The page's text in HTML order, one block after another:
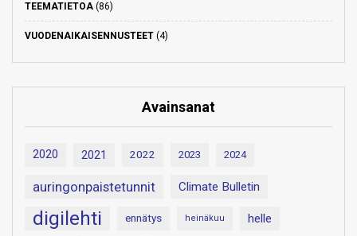
TEEMATIETOA (86)
VUODENAIKAISENNUSTEET (4)
Avainsanat
2020 2021 2022 2023 2024
auringonpaistetunnit Climate Bulletin
digilehti ennätys heinäkuu helle